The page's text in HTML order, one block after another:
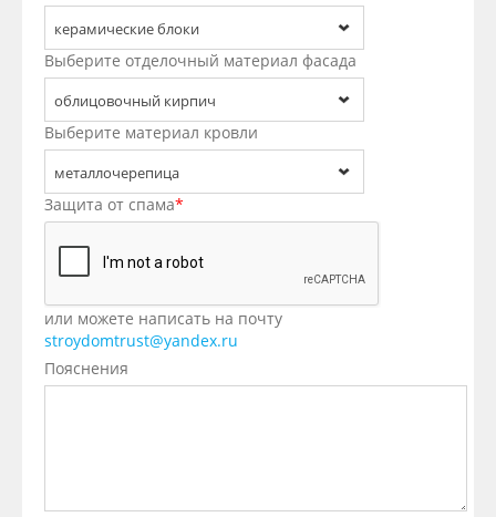
керамические блоки
Выберите отделочный материал фасада
облицовочный кирпич
Выберите материал кровли
металлочерепица
Защита от спама*
или можете написать на почту
stroydomtrust@yandex.ru
Пояснения